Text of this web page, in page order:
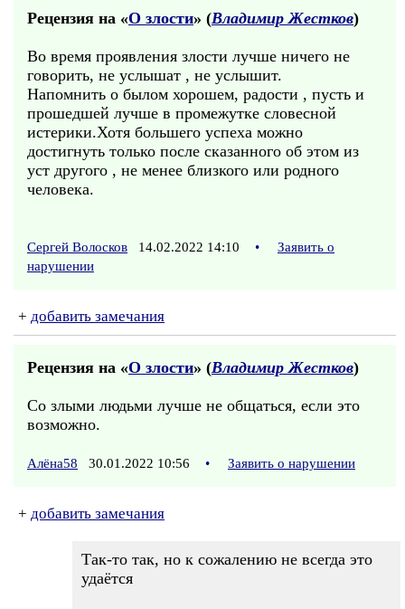
Рецензия на «О злости» (Владимир Жестков)
Во время проявления злости лучше ничего не
говорить, не услышат , не услышит.
Напомнить о былом хорошем, радости , пусть и
прошедшей лучше в промежутке словесной
истерики.Хотя большего успеха можно
достигнуть только после сказанного об этом из
уст другого , не менее близкого или родного
человека.
Сергей Волосков 14.02.2022 14:10 •
Заявить о
нарушении
+ добавить замечания
Рецензия на «О злости» (Владимир Жестков)
Со злыми людьми лучше не общаться, если это
возможно.
Алёна58 30.01.2022 10:56 • Заявить о нарушении
+ добавить замечания
Так-то так, но к сожалению не всегда это
удаётся